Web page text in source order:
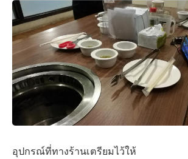
อุปกรณ์ที่ทางร้านเตรียมไว้ให้